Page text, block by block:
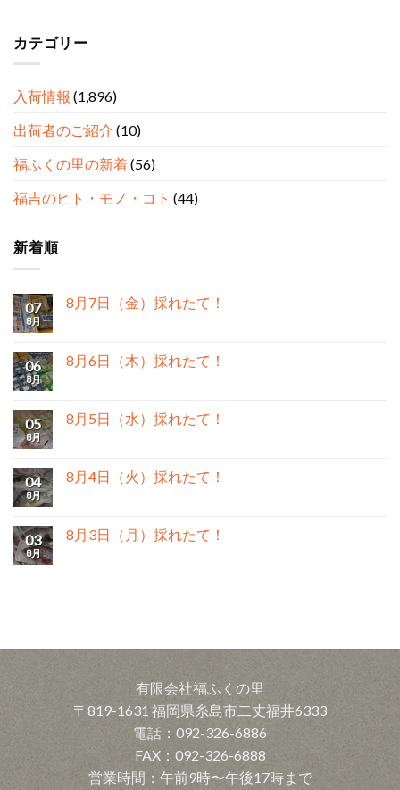
カテゴリー
入荷情報 (1,896)
出荷者のご紹介 (10)
福ふくの里の新着(56)
福吉のヒト・モノ・コト (44)
新着順
07
8月
8月7日（金）採れたて！
06
8月
8月6日（木）採れたて！
05
8月
8月5日（水）採れたて！
04
8月
8月4日（火）採れたて！
03
8月
8月3日（月）採れたて！
有限会社福ふくの里
〒819-1631 福岡県糸島市二丈福井6333
電話：092-326-6886
FAX：092-326-6888
営業時間：午前9時〜午後17時まで